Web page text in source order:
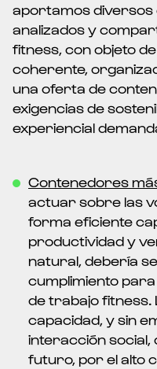
aportamos diversos
analizados y
fitness, con objeto
coherente,
una oferta de
exigencias de
experiencial
Contenedores
actuar sobre las
forma eficiente
productividad y
natural, debería
cumplimiento
de trabajo fitness.
capacidad, y sin
interacción social,
futuro, por el alto